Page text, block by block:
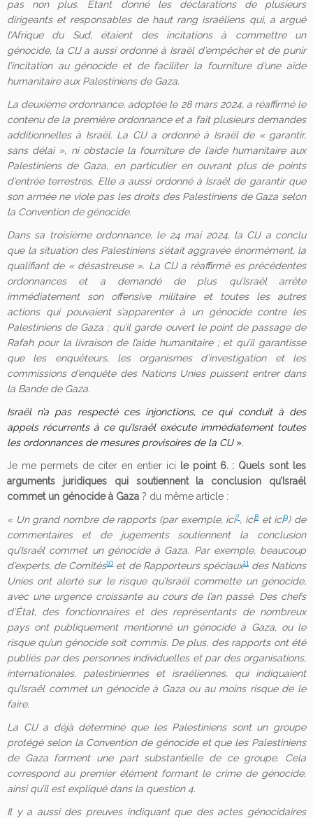
pas non plus. Étant donné les déclarations de plusieurs
dirigeants et responsables de haut rang israéliens qui, a argué
l’Afrique du Sud, étaient des incitations à commettre un
génocide, la CIJ a aussi ordonné à Israël d’empêcher et de punir
l’incitation au génocide et de faciliter la fourniture d’une aide
humanitaire aux Palestiniens de Gaza.
La deuxième ordonnance, adoptée le 28 mars 2024, a réaffirmé le
contenu de la première ordonnance et a fait plusieurs demandes
additionnelles à Israël. La CIJ a ordonné à Israël de « garantir,
sans délai », ni obstacle la fourniture de l’aide humanitaire aux
Palestiniens de Gaza, en particulier en ouvrant plus de points
d’entrée terrestres. Elle a aussi ordonné à Israël de garantir que
son armée ne viole pas les droits des Palestiniens de Gaza selon
la Convention de génocide.
Dans sa troisième ordonnance, le 24 mai 2024, la CIJ a conclu
que la situation des Palestiniens s’était aggravée énormément, la
qualifiant de « désastreuse ». La CIJ a réaffirmé es précédentes
ordonnances et a demandé de plus qu’Israël arrête
immédiatement son offensive militaire et toutes les autres
actions qui pouvaient s’apparenter à un génocide contre les
Palestiniens de Gaza ; qu’il garde ouvert le point de passage de
Rafah pour la livraison de l’aide humanitaire ; et qu’il garantisse
que les enquêteurs, les organismes d’investigation et les
commissions d’enquête des Nations Unies puissent entrer dans
la Bande de Gaza.
Israël n’a pas respecté ces injonctions, ce qui conduit à des
appels récurrents à ce qu’Israël exécute immédiatement toutes
les ordonnances de mesures provisoires de la CIJ».
Je me permets de citer en entier ici le point 6. : Quels sont les
arguments juridiques qui soutiennent la conclusion qu’Israël
commet un génocide à Gaza ? du même article :
« Un grand nombre de rapports (par exemple, ici7, ici8 et ici9)de
commentaires et de jugements soutiennent la conclusion
qu’Israël commet un génocide à Gaza. Par exemple, beaucoup
d’experts, de Comités10et de Rapporteurs spéciaux11des Nations
Unies ont alerté sur le risque qu’Israël commette un génocide,
avec une urgence croissante au cours de l’an passé. Des chefs
d’État, des fonctionnaires et des représentants de nombreux
pays ont publiquement mentionné un génocide à Gaza, ou le
risque qu’un génocide soit commis. De plus, des rapports ont été
publiés par des personnes individuelles et par des organisations,
internationales, palestiniennes et israéliennes, qui indiquaient
qu’Israël commet un génocide à Gaza ou au moins risque de le
faire.
La CIJ a déjà déterminé que les Palestiniens sont un groupe
protégé selon la Convention de génocide et que les Palestiniens
de Gaza forment une part substantielle de ce groupe. Cela
correspond au premier élément formant le crime de génocide,
ainsi qu’il est expliqué dans la question 4.
Il y a aussi des preuves indiquant que des actes génocidaires